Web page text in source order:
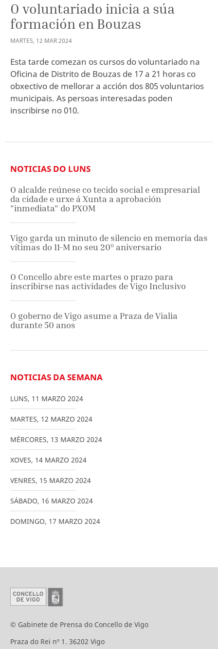
O voluntariado inicia a súa
formación en Bouzas
MARTES, 12 MAR2024
Esta tarde comezan os cursos do voluntariado na
Oficina de Distrito de Bouzas de 17 a 21 horas co
obxectivo de mellorar a acción dos 805 voluntarios
municipais. As persoas interesadas poden
inscribirse no 010.
NOTICIAS DO LUNS
O alcalde reúnese co tecido social e empresarial
da cidade e urxe á Xunta a aprobación
"inmediata" do PXOM
Vigo garda un minuto de silencio en memoria das
vítimas do 11-M no seu 20º aniversario
O Concello abre este martes o prazo para
inscribirse nas actividades de Vigo Inclusivo
O goberno de Vigo asume a Praza de Vialia
durante 50 anos
NOTICIAS DA SEMANA
LUNS, 11 MARZO 2024
MARTES, 12 MARZO 2024
MÉRCORES, 13 MARZO 2024
XOVES, 14 MARZO 2024
VENRES, 15 MARZO 2024
SÁBADO, 16 MARZO 2024
DOMINGO, 17 MARZO 2024
© Gabinete de Prensa do Concello de Vigo
Praza do Rei nº 1. 36202 Vigo